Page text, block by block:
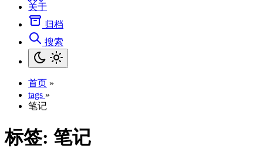
关于
归档
搜索
首页 »
tags »
笔记
标签: 笔记